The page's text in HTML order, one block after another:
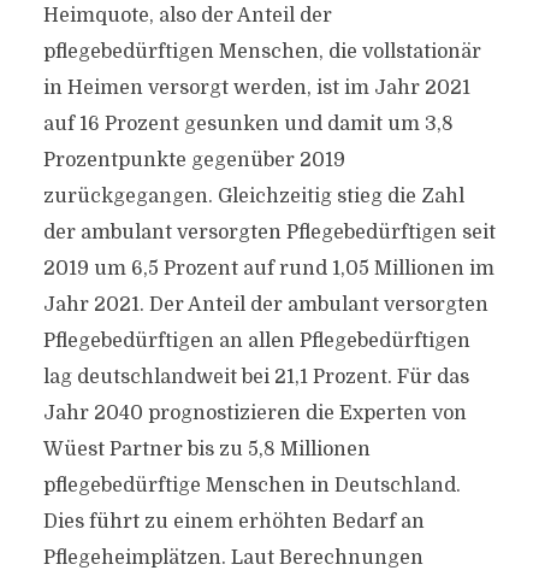
Heimquote, also der Anteil der
pflegebedürftigen Menschen, die vollstationär
in Heimen versorgt werden, ist im Jahr 2021
auf 16 Prozent gesunken und damit um 3,8
Prozentpunkte gegenüber 2019
zurückgegangen. Gleichzeitig stieg die Zahl
der ambulant versorgten Pflegebedürftigen seit
2019 um 6,5 Prozent auf rund 1,05 Millionen im
Jahr 2021. Der Anteil der ambulant versorgten
Pflegebedürftigen an allen Pflegebedürftigen
lag deutschlandweit bei 21,1 Prozent. Für das
Jahr 2040 prognostizieren die Experten von
Wüest Partner bis zu 5,8 Millionen
pflegebedürftige Menschen in Deutschland.
Dies führt zu einem erhöhten Bedarf an
Pflegeheimplätzen. Laut Berechnungen